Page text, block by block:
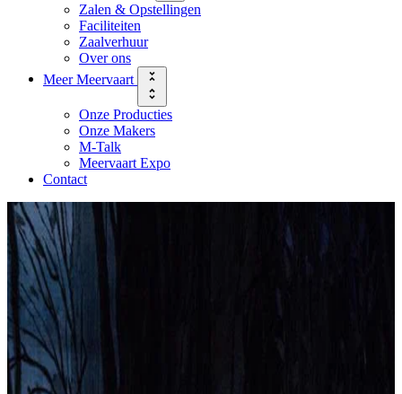
Zalen & Opstellingen
Faciliteiten
Zaalverhuur
Over ons
Meer Meervaart
Onze Producties
Onze Makers
M-Talk
Meervaart Expo
Contact